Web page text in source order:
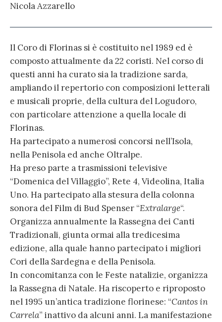
Nicola Azzarello
Il Coro di Florinas si è costituito nel 1989 ed è
composto attualmente da 22 coristi. Nel corso di
questi anni ha curato sia la tradizione sarda,
ampliando il repertorio con composizioni letterali
e musicali proprie, della cultura del Logudoro,
con particolare attenzione a quella locale di
Florinas.
Ha partecipato a numerosi concorsi nell’Isola,
nella Penisola ed anche Oltralpe.
Ha preso parte a trasmissioni televisive
“Domenica del Villaggio”, Rete 4, Videolina, Italia
Uno. Ha partecipato alla stesura della colonna
sonora del Film di Bud Spenser “Extralarge“.
Organizza annualmente la Rassegna dei Canti
Tradizionali, giunta ormai alla tredicesima
edizione, alla quale hanno partecipato i migliori
Cori della Sardegna e della Penisola.
In concomitanza con le Feste natalizie, organizza
la Rassegna di Natale. Ha riscoperto e riproposto
nel 1995 un’antica tradizione florinese: “Cantos in
Carrela” inattivo da alcuni anni. La manifestazione